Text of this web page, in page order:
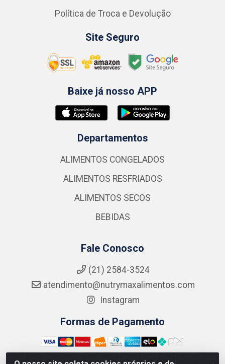
Política de Troca e Devolução
Site Seguro
Baixe já nosso APP
Departamentos
ALIMENTOS CONGELADOS
ALIMENTOS RESFRIADOS
ALIMENTOS SECOS
BEBIDAS
Fale Conosco
(21) 2584-3524
atendimento@nutrymaxalimentos.com
Instagram
Formas de Pagamento